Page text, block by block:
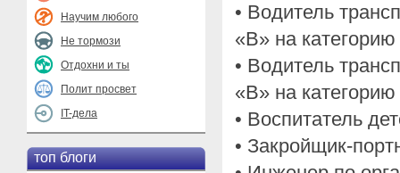
Научим любого
Не тормози
Отдохни и ты
Полит просвет
IT-дела
топ блоги
• Водитель
«В» на
• Водитель
«В» на
• Воспитатель
• Закройщик-